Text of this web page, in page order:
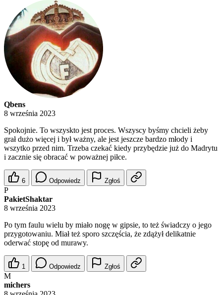
Qbens
8 września 2023
Spokojnie. To wszyskto jest proces. Wszyscy byśmy chcieli żeby
grał dużo więcej i był ważny, ale jest jeszcze bardzo młody i
wszytko przed nim. Trzeba czekać kiedy przybędzie już do Madrytu
i zacznie się obracać w poważnej piłce.
6 Odpowiedz Zgłoś
P
PakietShaktar
8 września 2023
Po tym faulu wielu by miało nogę w gipsie, to też świadczy o jego
przygotowaniu. Miał też sporo szczęścia, że zdążył delikatnie
oderwać stopę od murawy.
1 Odpowiedz Zgłoś
M
michers